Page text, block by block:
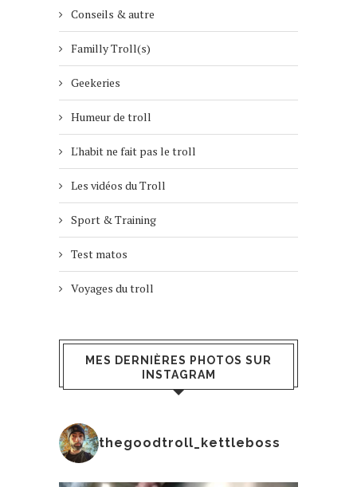
Conseils & autre
Familly Troll(s)
Geekeries
Humeur de troll
L'habit ne fait pas le troll
Les vidéos du Troll
Sport & Training
Test matos
Voyages du troll
MES DERNIÈRES PHOTOS SUR
INSTAGRAM
thegoodtroll_kettleboss